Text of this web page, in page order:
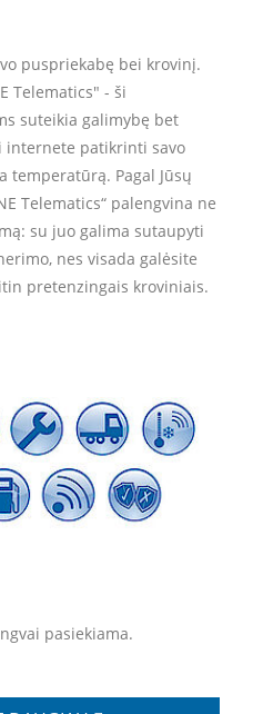
puspriekabę bei krovinį.
Telematics" - ši
suteikia galimybę bet
internete patikrinti savo
temperatūrą. Pagal Jūsų
Telematics“ palengvina ne
su juo galima sutaupyti
nes visada galėsite
pretenzingais kroviniais.
pasiekiama.